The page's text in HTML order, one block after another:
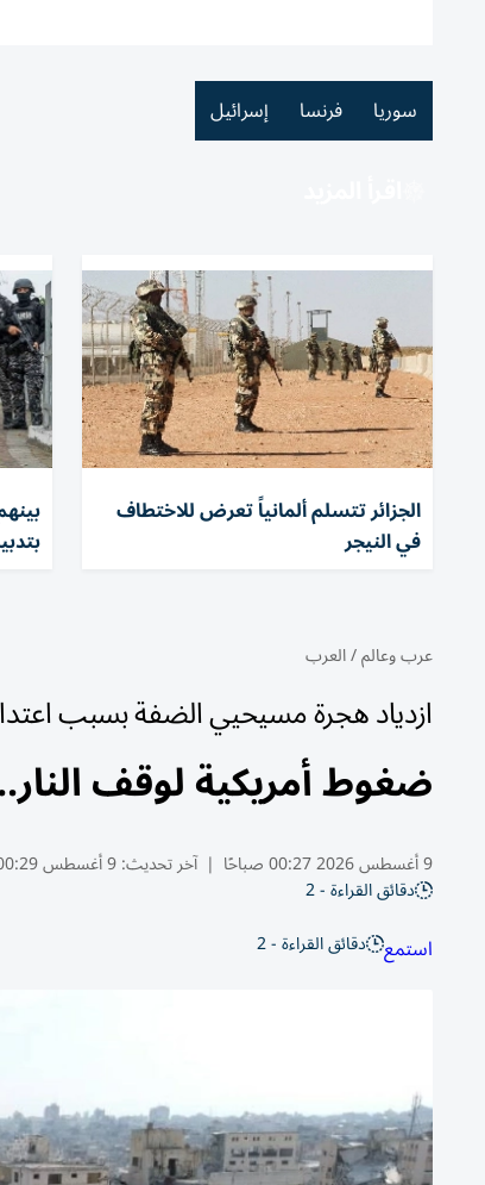
سوريا فرنسا إسرائيل
الجزائر تتسلم ألمانياً تعرض للاختطاف
في النيجر
عرب وعالم/العرب
ازدياد هجرة مسيحيي الضفة بسبب
ضغوط أمريكية لوقف
9 أغسطس 2026 00:27 صباحًا | آخر تحديث:9 أغسطس 00:29 2026
دقائق القراءة - 2
استمع دقائق القراءة - 2